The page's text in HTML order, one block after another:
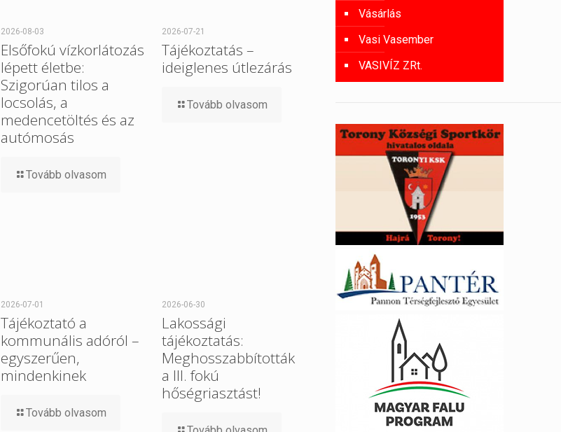
2026-08-03
Elsőfokú vízkorlátozás
lépett életbe:
Szigorúan tilos a
locsolás, a
medencetöltés és az
autómosás
Tovább olvasom
2026-07-21
Tájékoztatás –
ideiglenes útlezárás
Tovább olvasom
2026-07-01
Tájékoztató a
kommunális adóról –
egyszerűen,
mindenkinek
Tovább olvasom
2026-06-30
Lakossági
tájékoztatás:
Meghosszabbították
a III. fokú
hőségriasztást!
Vásárlás
Vasi Vasember
VASIVÍZ ZRt.